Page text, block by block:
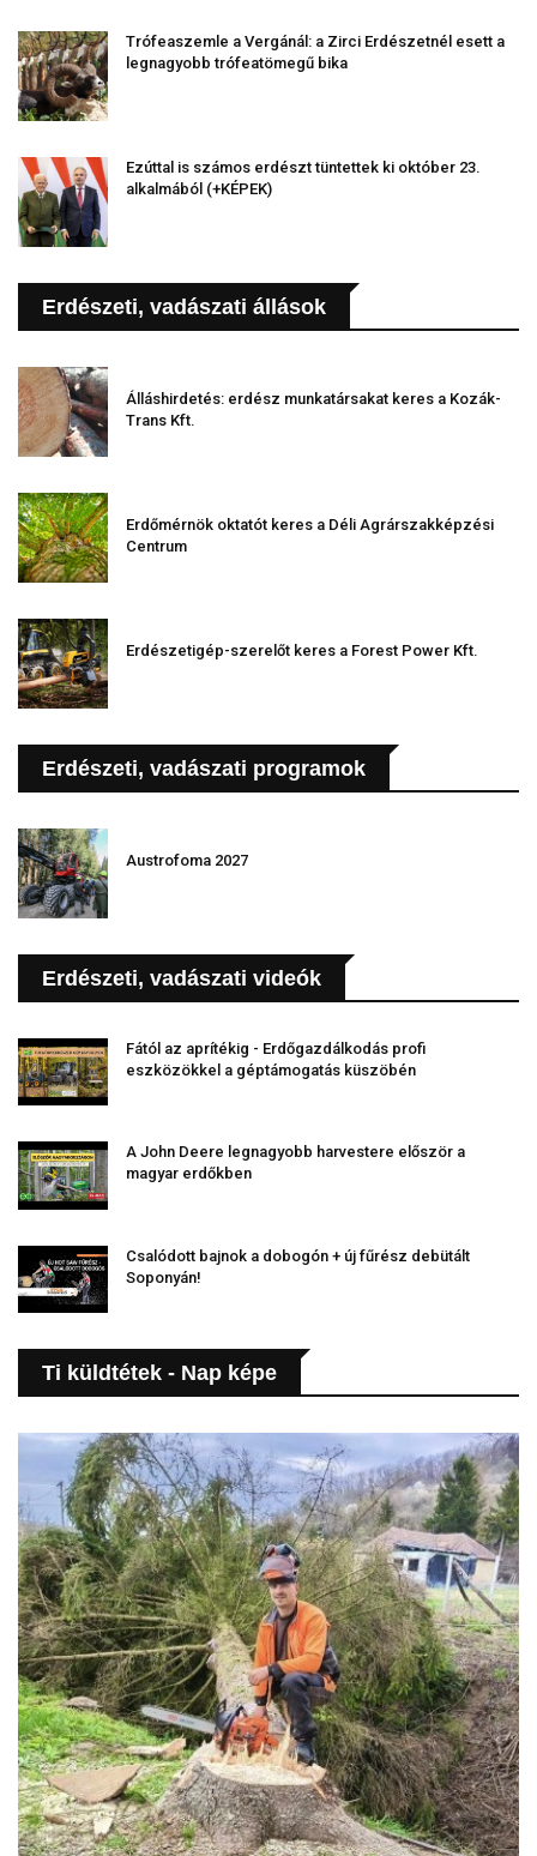
Trófeaszemle a Vergánál: a Zirci Erdészetnél esett a
legnagyobb trófeatömegű bika
Ezúttal is számos erdészt tüntettek ki október 23.
alkalmából (+KÉPEK)
Erdészeti, vadászati állások
Álláshirdetés: erdész munkatársakat keres a Kozák-
Trans Kft.
Erdőmérnök oktatót keres a Déli Agrárszakképzési
Centrum
Erdészetigép-szerelőt keres a Forest Power Kft.
Erdészeti, vadászati programok
Austrofoma 2027
Erdészeti, vadászati videók
Fától az aprítékig - Erdőgazdálkodás profi
eszközökkel a géptámogatás küszöbén
A John Deere legnagyobb harvestere először a
magyar erdőkben
Csalódott bajnok a dobogón + új fűrész debütált
Soponyán!
Ti küldtétek - Nap képe